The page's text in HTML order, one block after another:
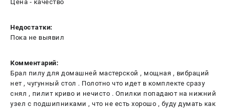
Цена - качество
Недостатки:
Пока не выявил
Комментарий:
Брал пилу для домашней мастерской , мощная , вибраций
нет , чугунный стол . Полотно что идет в комплекте сразу
снял , пилит криво и нечисто . Опилки попадают на нижний
узел с подшипниками , что не есть хорошо , буду думать как